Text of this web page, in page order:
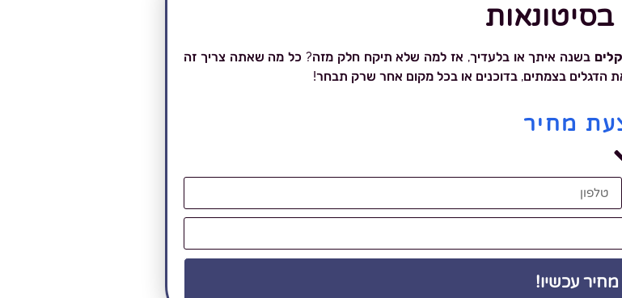
בשנה איתך או בלעדיך, אז למה שלא תיקח חלק מזה? כל מה שאתה צריך זה
הדגלים בצמתים, בדוכנים או בכל מקום אחר שרק תבחר!
מחיר
עכשיו!